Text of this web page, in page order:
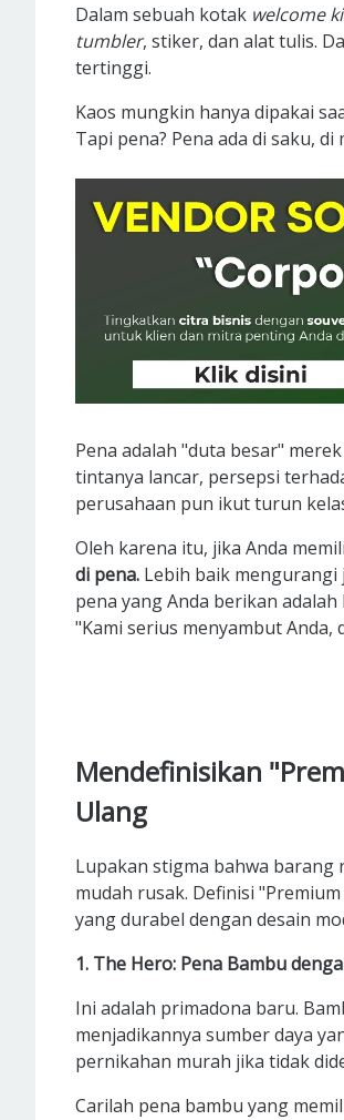
Dalam sebuah kotak welcome
tumbler, stiker, dan alat tulis.
tertinggi.
Kaos mungkin hanya dipakai
Tapi pena? Pena ada di saku,
Pena adalah "duta besar"
tintanya lancar, persepsi
perusahaan pun ikut turun
Oleh karena itu, jika Anda
di pena. Lebih baik mengurangi
pena yang Anda berikan
"Kami serius menyambut
Mendefinisikan
Ulang
Lupakan stigma bahwa
mudah rusak. Definisi
yang durabel dengan desain
1. The Hero: Pena Bambu
Ini adalah primadona baru.
menjadikannya sumber daya
pernikahan murah jika tidak
Carilah pena bambu yang